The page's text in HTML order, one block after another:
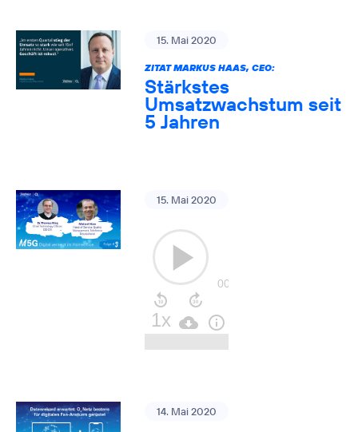
15. Mai 2020
ZITAT MARKUS HAAS, CEO:
Stärkstes
Umsatzwachstum seit
5 Jahren
15. Mai 2020
14. Mai 2020